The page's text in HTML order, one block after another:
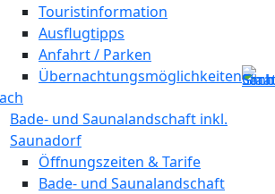
Touristinformation
Ausflugtipps
Anfahrt / Parken
Übernachtungsmöglichkeiten
Bade- und Saunalandschaft inkl.
Saunadorf
Öffnungszeiten & Tarife
Bade- und Saunalandschaft